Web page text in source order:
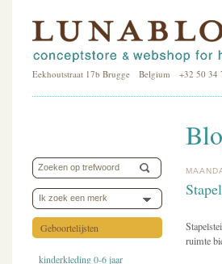
Eekhoutstraat 17b Brugge Belgium +32 50 34
Ik zoek een merk
Geboortelijsten
kinderkleding 0-6 jaar
ruimte